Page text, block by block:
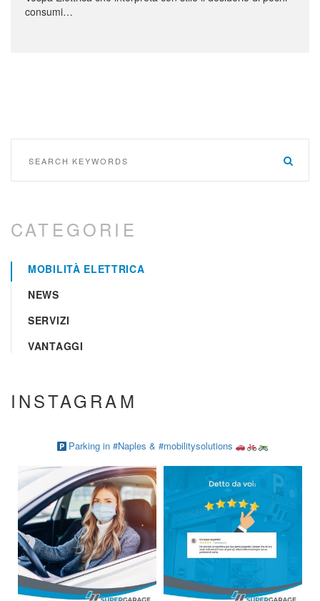
consumi…
CATEGORIE
MOBILITÀ ELETTRICA
NEWS
SERVIZI
VANTAGGI
INSTAGRAM
Parking in #Naples & #mobilitysolutions